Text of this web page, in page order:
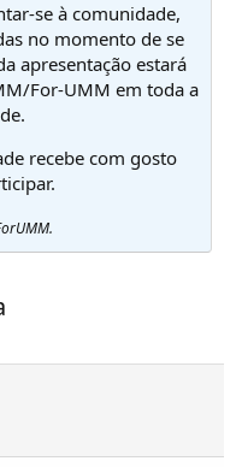
se à comunidade,
no momento de se
apresentação estará
For-UMM em toda a
recebe com gosto